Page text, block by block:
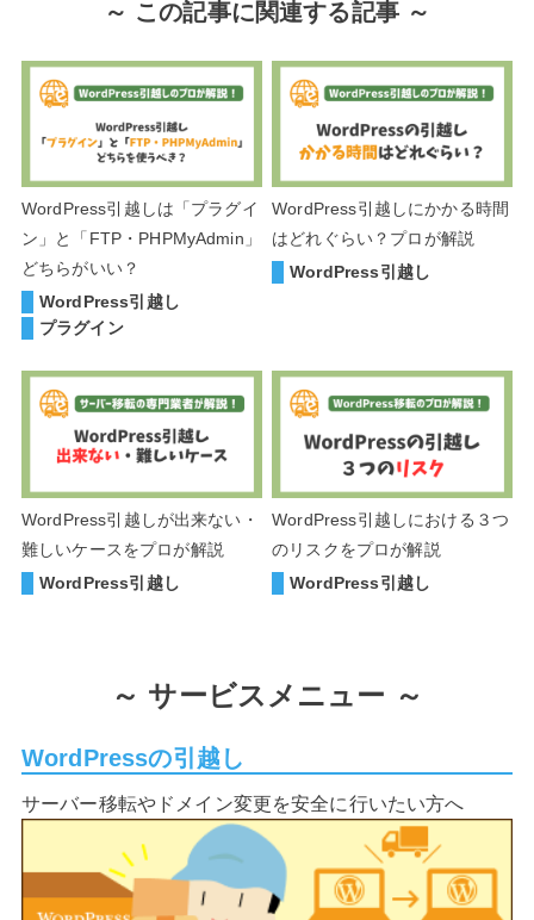
～ この記事に関連する記事 ～
WordPress引越しは「プラグイ
ン」と「FTP・PHPMyAdmin」
どちらがいい？
WordPress引越し
プラグイン
WordPress引越しにかかる時間
はどれぐらい？プロが解説
WordPress引越し
WordPress引越しが出来ない・
難しいケースをプロが解説
WordPress引越し
WordPress引越しにおける３つ
のリスクをプロが解説
WordPress引越し
～ サービスメニュー ～
WordPressの引越し
サーバー移転やドメイン変更を安全に行いたい方へ